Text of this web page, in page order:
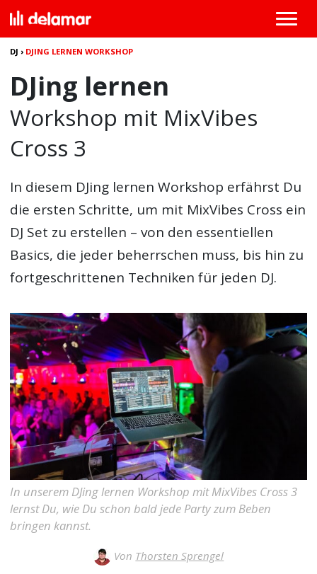
DJ › DJING LERNEN WORKSHOP
DJing lernen
Workshop mit MixVibes
Cross 3
In diesem DJing lernen Workshop erfährst Du
die ersten Schritte, um mit MixVibes Cross ein
DJ Set zu erstellen – von den essentiellen
Basics, die jeder beherrschen muss, bis hin zu
fortgeschrittenen Techniken für jeden DJ.
In unserem DJing lernen Workshop mit MixVibes Cross 3
lernst Du, wie Du schon bald jede Party zum Beben
bringen kannst.
Von Thorsten Sprengel